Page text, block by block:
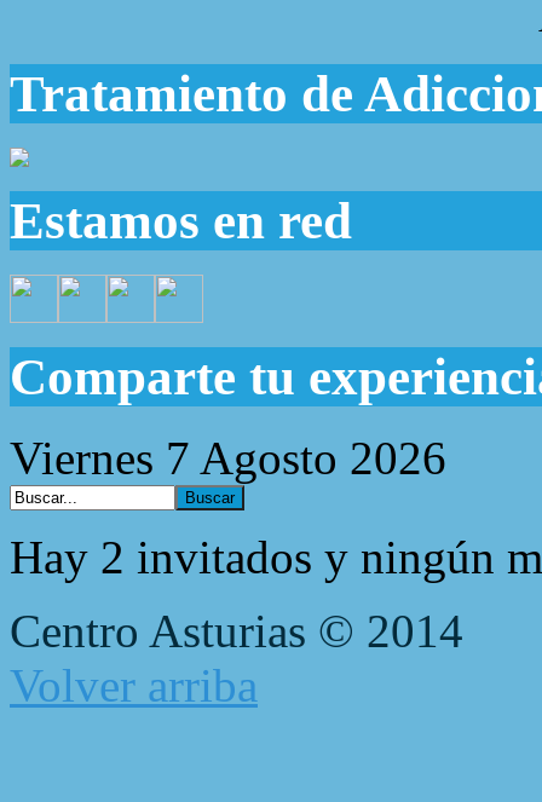
Tratamiento de
Estamos en red
Comparte tu
Viernes 7 Agosto 2026
Hay 2 invitados y ningún
Centro Asturias © 2014
Volver arriba